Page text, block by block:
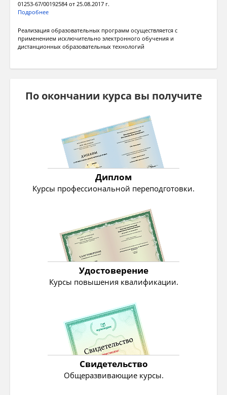
01253-67/00192584 от 25.08.2017 г.
Подробнее
Реализация образовательных программ осуществляется с
применением исключительно электронного обучения и
дистанционных образовательных технологий
По окончании курса вы получите
Диплом
Курсы профессиональной переподготовки.
Удостоверение
Курсы повышения квалификации.
Свидетельство
Общеразвивающие курсы.